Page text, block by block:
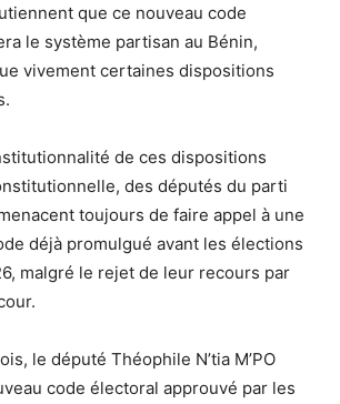
que ce nouveau code
le système partisan au Bénin,
vivement certaines dispositions
de ces dispositions
des députés du parti
toujours de faire appel à une
déjà promulgué avant les élections
malgré le rejet de leur recours par
le député Théophile N’tia M’PO
code électoral approuvé par les